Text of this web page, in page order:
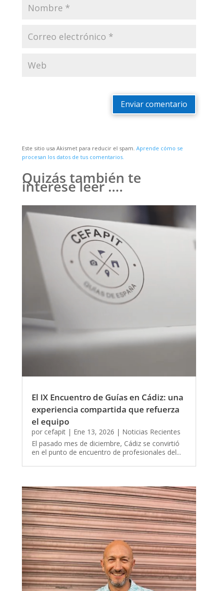
Enviar comentario
Este sitio usa Akismet para reducir el spam. Aprende cómo se
procesan los datos de tus comentarios.
Quizás también te
interese leer ….
El IX Encuentro de Guías en Cádiz: una
experiencia compartida que refuerza
el equipo
por cefapit| Ene 13, 2026 | Noticias Recientes
El pasado mes de diciembre, Cádiz se convirtió
en el punto de encuentro de profesionales del...